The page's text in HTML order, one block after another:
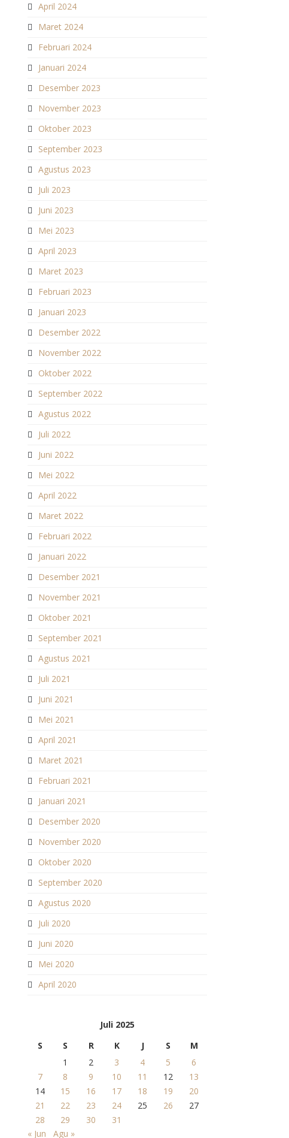
April 2024
Maret 2024
Februari 2024
Januari 2024
Desember 2023
November 2023
Oktober 2023
September 2023
Agustus 2023
Juli 2023
Juni 2023
Mei 2023
April 2023
Maret 2023
Februari 2023
Januari 2023
Desember 2022
November 2022
Oktober 2022
September 2022
Agustus 2022
Juli 2022
Juni 2022
Mei 2022
April 2022
Maret 2022
Februari 2022
Januari 2022
Desember 2021
November 2021
Oktober 2021
September 2021
Agustus 2021
Juli 2021
Juni 2021
Mei 2021
April 2021
Maret 2021
Februari 2021
Januari 2021
Desember 2020
November 2020
Oktober 2020
September 2020
Agustus 2020
Juli 2020
Juni 2020
Mei 2020
April 2020
Juli 2025
S
S R K J S
M
1
2 3 4 5
6
7
8 9 10 11 12
13
14
15 16 17 18 19
20
21
22 23 24 25 26
27
28
29 30
31
« Jun
Agu »